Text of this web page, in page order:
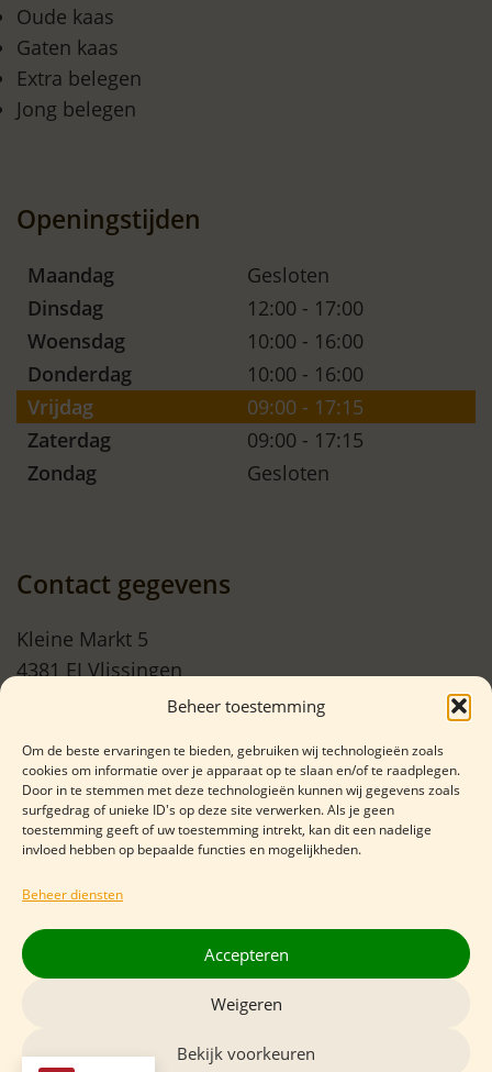
Beheer toestemming
Om de beste ervaringen te bieden, gebruiken wij technologieën zoals
cookies om informatie over je apparaat op te slaan en/of te raadplegen.
Door in te stemmen met deze technologieën kunnen wij gegevens zoals
surfgedrag of unieke ID's op deze site verwerken. Als je geen
toestemming geeft of uw toestemming intrekt, kan dit een nadelige
invloed hebben op bepaalde functies en mogelijkheden.
Beheer diensten
Accepteren
Weigeren
Bekijk voorkeuren
Oude kaas
Gaten kaas
Extra belegen
Jong belegen
Openingstijden
Maandag
Gesloten
Dinsdag
12:00 - 17:00
Woensdag
10:00 - 16:00
Donderdag
10:00 - 16:00
Vrijdag
09:00 - 17:15
Zaterdag
09:00 - 17:15
Zondag
Gesloten
Contact gegevens
Kleine Markt 5
4381 EJ Vlissingen
info@kaasboerinneke.com
BTW: NL 00304744B12
KVK: 76115542
Rekening nr: NL 21 RBRB 02006556 98